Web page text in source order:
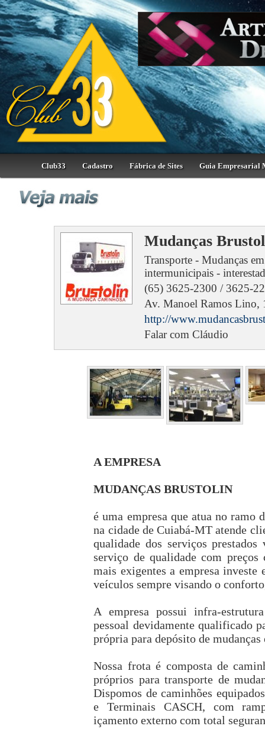
Club33 Cadastro Fábrica de Sites Guia Empresarial
Mudanças
Transporte - Mudanças
intermunicipais -
(65) 3625-2300 / 3625-
Av. Manoel Ramos Lino,
http://
Falar com Cláudio
A EMPRESA
MUDANÇAS BRUSTOLIN
é uma empresa que atua no ramo
na cidade de Cuiabá-MT atende
qualidade dos serviços
serviço de qualidade com
mais exigentes a empresa investe
veículos sempre visando o
A empresa possui infra-
pessoal devidamente qualificado
própria para depósito de
Nossa frota é composta de
próprios para transporte de
Dispomos de caminhões
e Terminais CASCH, com
içamento externo com total